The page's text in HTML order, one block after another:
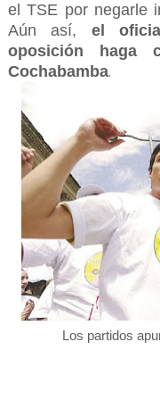
el TSE por negarle
Aún así, el
oposición haga
Cochabamba.
Los partidos